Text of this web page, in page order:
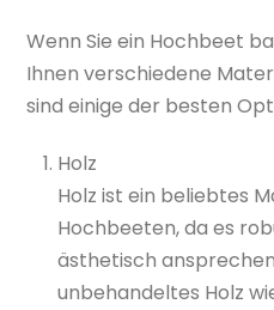
Wenn Sie ein Hochbeet
Ihnen verschiedene
sind einige der besten
Holz
Holz ist ein beliebtes
Hochbeeten, da es
ästhetisch
unbehandeltes Holz